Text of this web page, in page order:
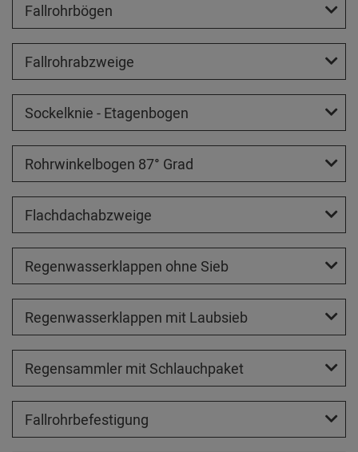
Fallrohrbögen
Fallrohrabzweige
Sockelknie - Etagenbogen
Rohrwinkelbogen 87° Grad
Flachdachabzweige
Regenwasserklappen ohne Sieb
Regenwasserklappen mit Laubsieb
Regensammler mit Schlauchpaket
Fallrohrbefestigung